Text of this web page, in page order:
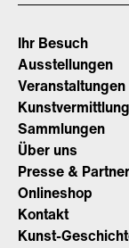
Ihr Besuch
Ausstellungen
Veranstaltungen
Kunstvermittlung
Sammlungen
Über uns
Presse &
Onlineshop
Kontakt
Kunst-